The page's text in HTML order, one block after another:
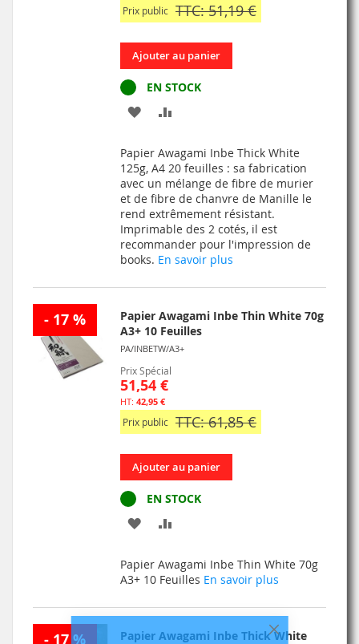
Fermer
Prix public TTC: 51,19 €
Ajouter au panier
EN STOCK
AJOUTER
MA
LISTE
D’ENVIE
COMPARATEUR
Papier Awagami Inbe Thick White
125g, A4 20 feuilles : sa fabrication
avec un mélange de fibre de murier
et de fibre de chanvre de Manille le
rend extrêmement résistant.
Imprimable des 2 cotés, il est
recommander pour l'impression de
books. En savoir plus
- 17 %
Papier Awagami Inbe Thin White 70g
A3+ 10 Feuilles
PA/INBETW/A3+
Prix Spécial
51,54 €
42,95 €
Prix public TTC: 61,85 €
Ajouter au panier
EN STOCK
AJOUTER
MA
LISTE
D’ENVIE
COMPARATEUR
Papier Awagami Inbe Thin White 70g
A3+ 10 Feuilles En savoir plus
- 17 %
Papier Awagami Inbe Thick White